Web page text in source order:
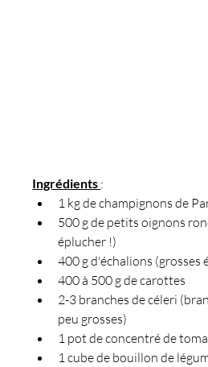
Ingrédients :
1 kg de champignons de
500 g de petits oignons
éplucher !)
400 g d'échalions (grosses
400 à 500 g de carottes
2-3 branches de céleri
peu grosses)
1 pot de concentré de
1 cube de bouillon de